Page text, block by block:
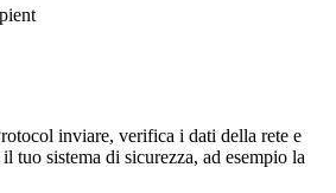
inviare, verifica i dati della rete e
tuo sistema di sicurezza, ad esempio la